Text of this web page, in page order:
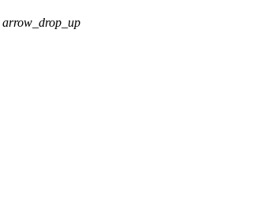
arrow_drop_up